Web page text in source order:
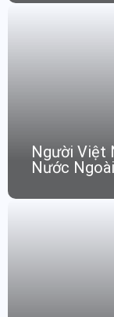
Người Việt
Nước